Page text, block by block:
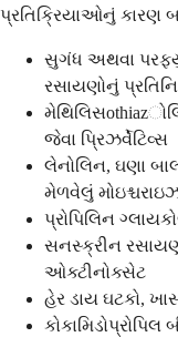
પ્રતિક્રિયાઓનું કારણ
સુગંધ અથવા
રસાયણોનું
જેવા પ્રિઝર્વેટિવ્સ
લેનોલિન, ઘણા
મેળવેલું
પ્રોપિલિન
સનસ્ક્રીન
ઓક્ટીનોક્સેટ
હેર ડાય ઘટકો,